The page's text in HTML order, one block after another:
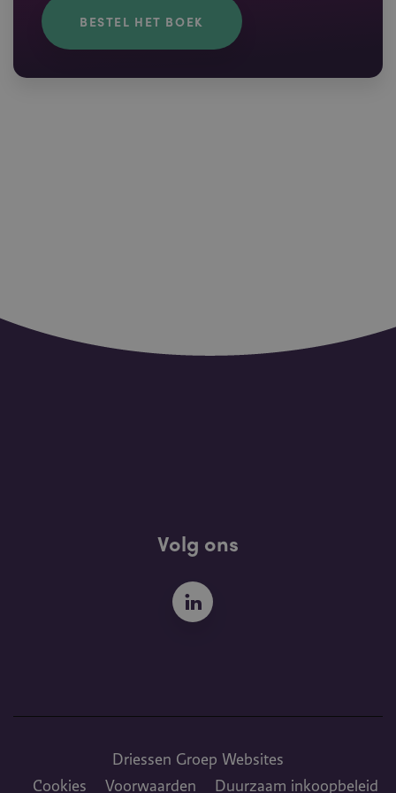
BESTEL HET BOEK
Volg ons
Driessen Groep Websites
Voet
Cookies Voorwaarden Duurzaam inkoopbe­leid